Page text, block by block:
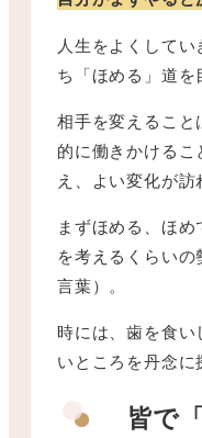
人生をよくして
ち「ほめる」道を
相手を変えるこ
的に働きかける
え、よい変化が訪
まずほめる、ほ
を考えるくらい
言葉）。
時には、歯を食い
いところを丹念に
皆で